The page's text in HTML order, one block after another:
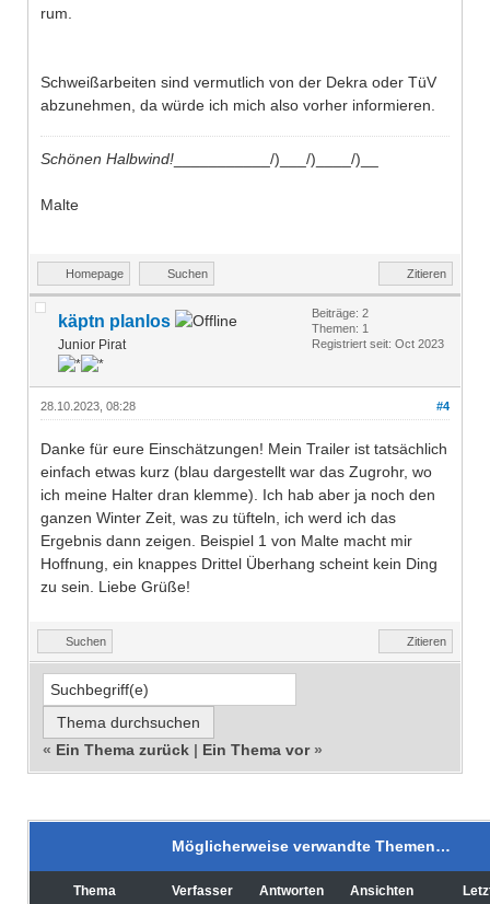
rum.
Schweißarbeiten sind vermutlich von der Dekra oder TüV
abzunehmen, da würde ich mich also vorher informieren.
Schönen Halbwind! ___________/)___/)____/)__
Malte
Homepage Suchen Zitieren
käptn planlos
Junior Pirat
Beiträge: 2
Themen: 1
Registriert seit: Oct 2023
#4
28.10.2023, 08:28
Danke für eure Einschätzungen! Mein Trailer ist tatsächlich
einfach etwas kurz (blau dargestellt war das Zugrohr, wo
ich meine Halter dran klemme). Ich hab aber ja noch den
ganzen Winter Zeit, was zu tüfteln, ich werd ich das
Ergebnis dann zeigen. Beispiel 1 von Malte macht mir
Hoffnung, ein knappes Drittel Überhang scheint kein Ding
zu sein. Liebe Grüße!
Suchen Zitieren
« Ein Thema zurück | Ein Thema vor»
Möglicherweise verwandte Themen…
Thema Verfasser Antworten Ansichten